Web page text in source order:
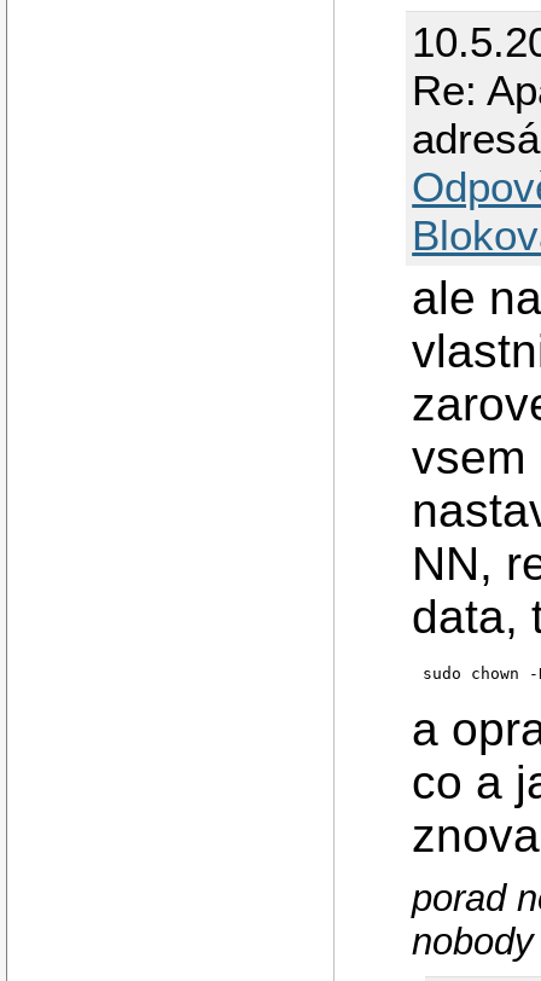
Re:
ale
vsem
NN,
data,
sudo chown
a
co a
porad
nobody